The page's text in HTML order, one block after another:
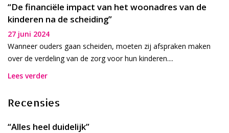
“De financiële impact van het woonadres van de
kinderen na de scheiding”
27 juni 2024
Wanneer ouders gaan scheiden, moeten zij afspraken maken
over de verdeling van de zorg voor hun kinderen....
Lees verder
Recensies
“Alles heel duidelijk”